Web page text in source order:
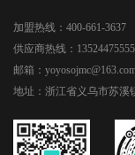
加盟热线：400-661-3637
供应商热线：13524475555
邮箱：
地址：浙江省义乌市苏溪